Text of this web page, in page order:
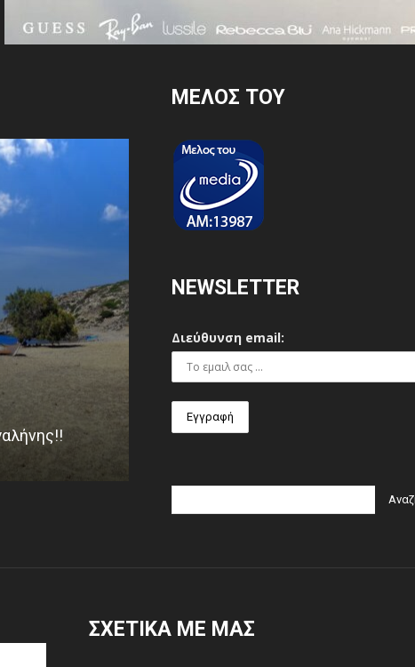
MEΛΟΣ ΤΟΥ
NEWSLETTER
Διεύθυνση email:
ΣΧΕΤΙΚΑ ΜΕ ΜΑΣ